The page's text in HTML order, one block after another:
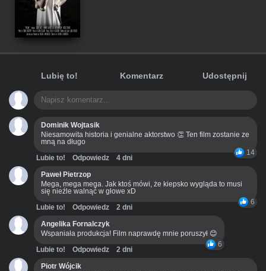
Lubię to! Komentarz Udostępnij
Dominik Wojtasik
Niesamowita historia i genialne aktorstwo 👏 Ten film zostanie ze
mną na długo
14
Lubie to! Odpowiedz
4 dni
Paweł Pietrzop
Mega, mega mega. Jak ktoś mówi, że kiepsko wygląda to musi
się nieźle walnąć w głowe xD
6
Lubie to! Odpowiedz
2 dni
Angelika Fornalczyk
Wspaniała produkcja! Film naprawdę mnie poruszył 😊
6
Lubie to! Odpowiedz
2 dni
Piotr Wójcik